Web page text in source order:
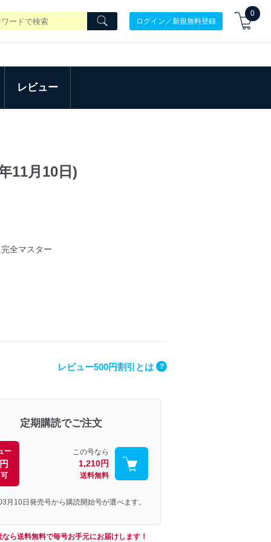
ログイン／新規無料登録
0
レビュー
11月10日)
全マスター
レビュー500円割引とは ?
定期購読でご注文
ー この号なら
1,210円
送料無料
月10日発売号から購読開始号が選べます。
なら送料無料で毎号お手元にお届けします！